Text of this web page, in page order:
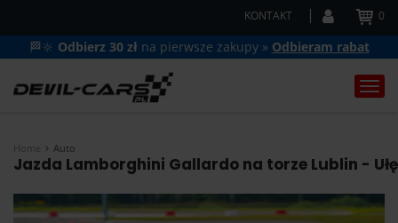
KONTAKT 0
🏁🔆 Odbierz 30 zł na pierwsze zakupy » Odbieram rabat
Home Auto
Jazda Lamborghini Gallardo na torze Lublin -